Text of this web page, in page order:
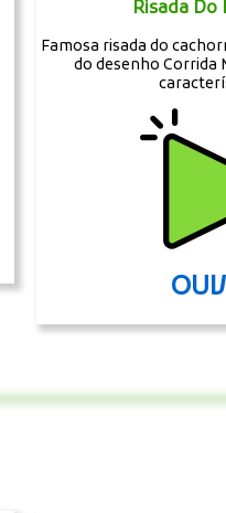
Risada
Famosa risada do
do desenho Corrida